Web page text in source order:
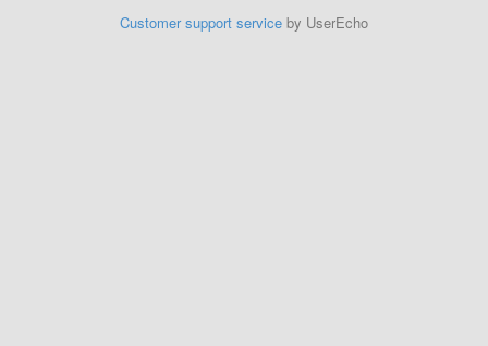
Customer support service by UserEcho